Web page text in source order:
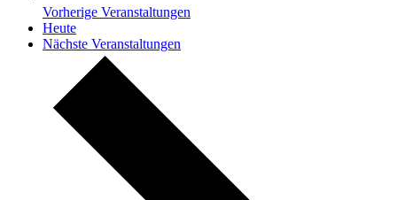
Vorherige Veranstaltungen
Heute
Nächste Veranstaltungen